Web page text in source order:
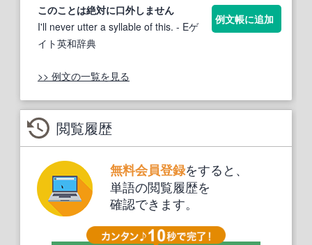
このことは絶対に口外しません
I'll never utter a syllable of this. - Eゲ
イト英和辞典
例文帳に追加
>> 例文の一覧を見る
閲覧履歴
無料会員登録をすると、
単語の閲覧履歴を
確認できます。